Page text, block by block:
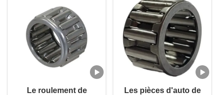
Le roulement de
Les pièces d'auto de